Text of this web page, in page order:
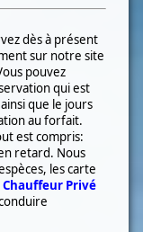
dès à présent
sur notre site
pouvez
qui est
que le jours
au forfait.
est compris:
retard. Nous
les carte
Chauffeur Privé